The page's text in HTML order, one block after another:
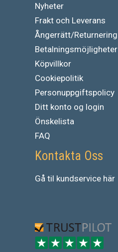
Nyheter
Frakt och Leverans
Ångerrätt/Returnering
Betalningsmöjligheter
Köpvillkor
Cookiepolitik
Personuppgiftspolicy
Ditt konto og login
Önskelista
FAQ
Kontakta Oss
Gå til kundservice här